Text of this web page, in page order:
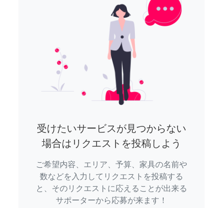
受けたいサービスが見つからない
場合はリクエストを投稿しよう
ご希望内容、エリア、予算、家具の名前や
数などを入力してリクエストを投稿する
と、そのリクエストに応えることが出来る
サポーターから応募が来ます！